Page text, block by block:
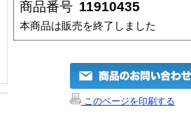
商品番号 11910435
本商品は販売を終了しました
このページを印刷する